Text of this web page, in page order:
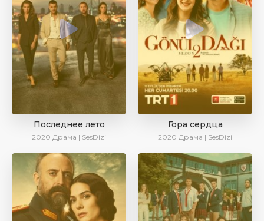
Последнее лето
2020 Драма | SesDizi
Гора сердца
2020 Драма | SesDizi